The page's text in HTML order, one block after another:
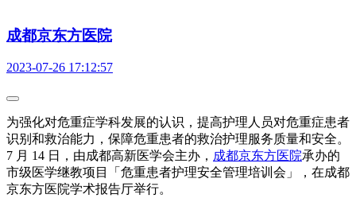
成都京东方医院
2023-07-26 17:12:57
为强化对危重症学科发展的认识，提高护理人员对危重症患者
识别和救治能力，保障危重患者的救治护理服务质量和安全。
7 月 14 日，由成都高新医学会主办， 成都京东方医院承办的
市级医学继教项目「危重患者护理安全管理培训会」，在成都
京东方医院学术报告厅举行。